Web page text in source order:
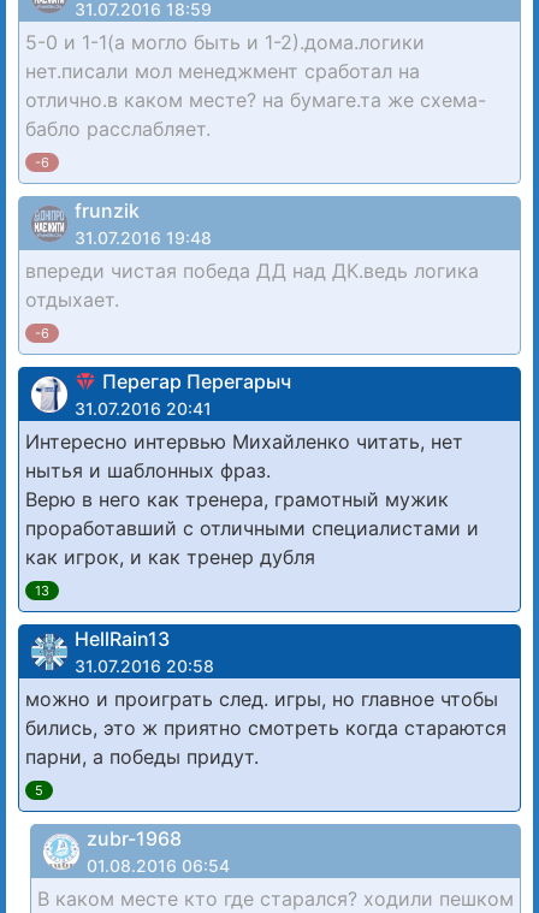
31.07.2016 18:59
5-0 и 1-1(а могло быть и 1-2).дома.логики
нет.писали мол менеджмент сработал на
отлично.в каком месте? на бумаге.та же схема-
бабло расслабляет.
-6
frunzik
31.07.2016 19:48
впереди чистая победа ДД над ДК.ведь логика
отдыхает.
-6
Перегар Перегарыч
31.07.2016 20:41
Интересно интервью Михайленко читать, нет
нытья и шаблонных фраз.
Верю в него как тренера, грамотный мужик
проработавший с отличными специалистами и
как игрок, и как тренер дубля
13
HellRain13
31.07.2016 20:58
можно и проиграть след. игры, но главное чтобы
бились, это ж приятно смотреть когда стараются
парни, а победы придут.
5
zubr-1968
01.08.2016 06:54
В каком месте кто где старался? ходили пешком